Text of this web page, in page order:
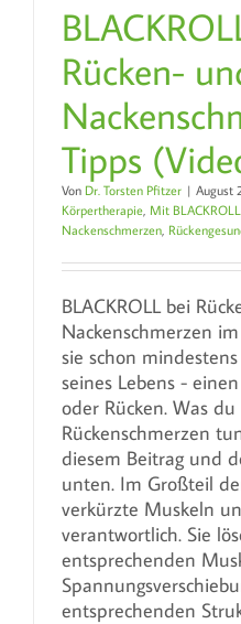
Rücken-
Tipps
Von Dr. Torsten Pfitzer | August
Körpertherapie Mit
Nackenschmerzen
BLACKROLL bei
Nackenschmerzen
sie schon
seines Lebens -
oder Rücken. Was
Rückenschmerzen
diesem Beitrag und
unten. Im Großteil
verkürzte Muskeln
verantwortlich. Sie
entsprechenden
entsprechenden